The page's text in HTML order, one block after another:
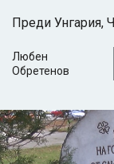
Преди Унгария,
Любен
Обретенов